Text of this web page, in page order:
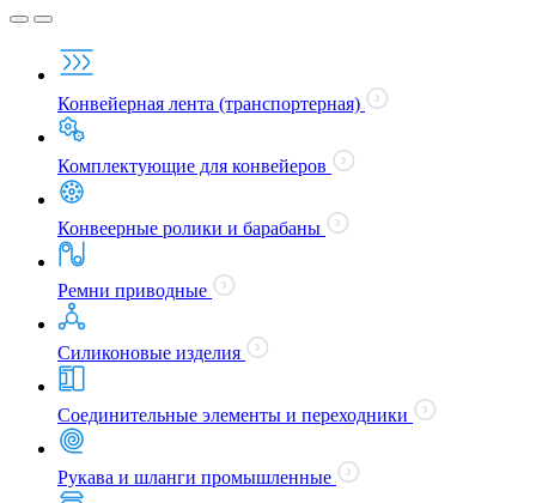
Конвейерная лента (транспортерная)
Комплектующие для конвейеров
Конвеерные ролики и барабаны
Ремни приводные
Силиконовые изделия
Соединительные элементы и переходники
Рукава и шланги промышленные